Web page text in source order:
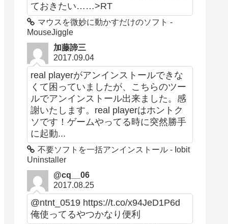
ておきたい……>RT
マウスを微妙に動かすだけのソフト -
MouseJiggle
加藤諦三
2017.09.04
real playerがアンインストールできな
くて困っていましたが、こちらのツー
ルでアンインストール出来ました。感
謝いたします。real playerはホントク
ソです！ゲームやってる時に突然勝手
に起動...
不要ソフトを一括アンインストール - Iobit
Uninstaller
@cq__06
2017.08.25
@ntnt_0519 https://t.co/x94JeD1P6d
俺使ってるやつかなり便利